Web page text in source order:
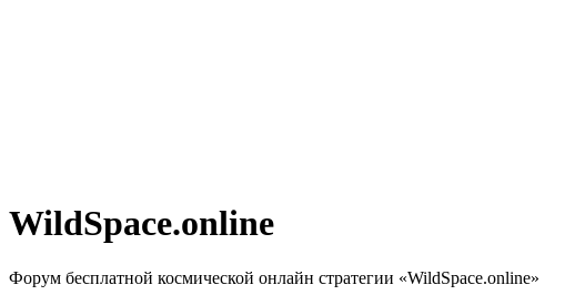
WildSpace.online
Форум бесплатной космической онлайн стратегии «WildSpace.online»